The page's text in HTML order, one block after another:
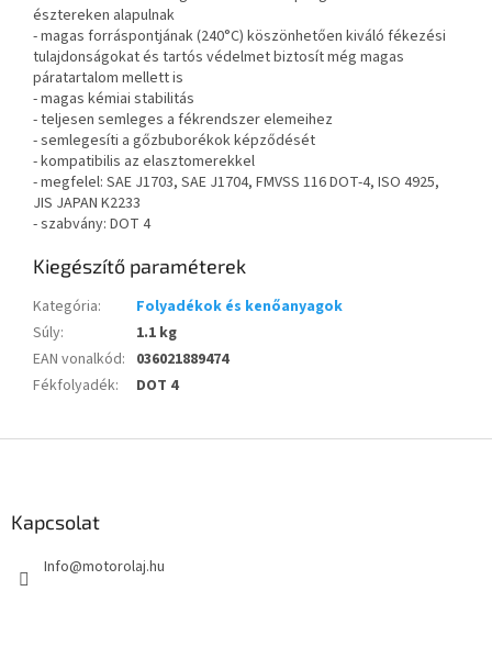
észtereken alapulnak
- magas forráspontjának (240°C) köszönhetően kiváló fékezési
tulajdonságokat és tartós védelmet biztosít még magas
páratartalom mellett is
- magas kémiai stabilitás
- teljesen semleges a fékrendszer elemeihez
- semlegesíti a gőzbuborékok képződését
- kompatibilis az elasztomerekkel
- megfelel: SAE J1703, SAE J1704, FMVSS 116 DOT-4, ISO 4925,
JIS JAPAN K2233
- szabvány: DOT 4
Kiegészítő paraméterek
Kategória:
Folyadékok és kenőanyagok
Súly:
1.1 kg
EAN vonalkód: 036021889474
Fékfolyadék: DOT 4
Kapcsolat
Info@motorolaj.hu